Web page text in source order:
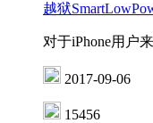
越狱
对于iPhone用户
2017-09-06
15456